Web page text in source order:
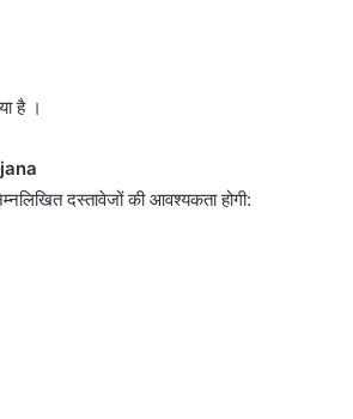
है ।
दस्तावेजों की आवश्यकता होगी: